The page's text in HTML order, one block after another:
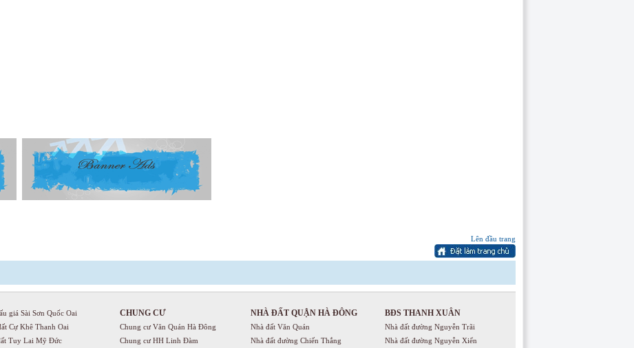
Lên đầu trang
giá Sài Sơn Quốc Oai
Cự Khê Thanh Oai
Tuy Lai Mỹ Đức
CHUNG CƯ
Chung cư Văn Quán Hà Đông
Chung cư HH Linh Đàm
NHÀ ĐẤT QUẬN HÀ ĐÔNG
Nhà đất Văn Quán
Nhà đất đường Chiến Thắng
BĐS THANH XUÂN
Nhà đất đường Nguyễn Trãi
Nhà đất đường Nguyễn Xiển